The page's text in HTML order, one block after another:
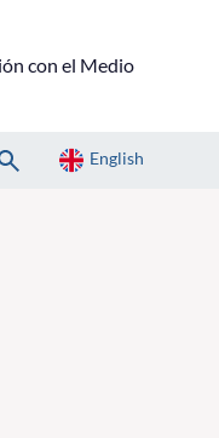
con el Medio
English